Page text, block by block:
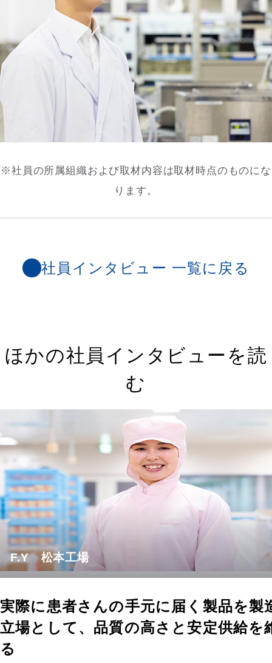
※社員の所属組織および取材内容は取材時点のものにな
ります。
社員インタビュー 一覧に戻る
ほかの社員インタビューを読
む
F.Y 松本工場
実際に患者さんの手元に届く製品を製
立場として、品質の高さと安定供給を
る